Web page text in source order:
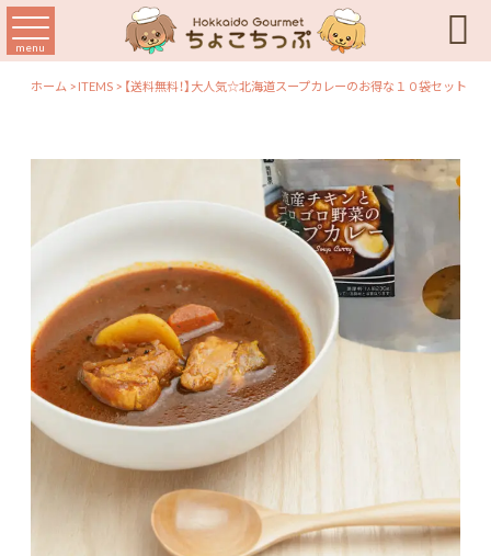
menu 
ホーム>ITEMS> 【送料無料！】大人気☆北海道スープカレーのお得な１０袋セット